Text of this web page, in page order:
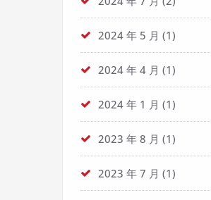
2024 年 5 月 (1)
2024 年 4 月 (1)
2024 年 1 月 (1)
2023 年 8 月 (1)
2023 年 7 月 (1)